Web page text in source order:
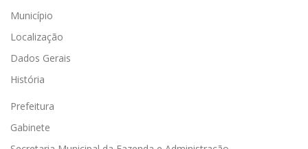
Município
Localização
Dados Gerais
História
Prefeitura
Gabinete